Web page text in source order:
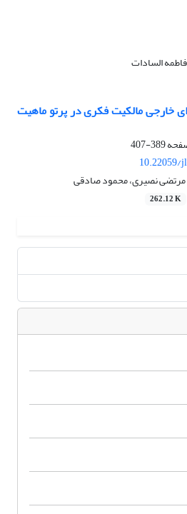
السادات
خارجی مالکیت فکری در پرتو ماهیت
389-407
10.22059/
مرتضی نصیری، محمود صادقی
262.12 K